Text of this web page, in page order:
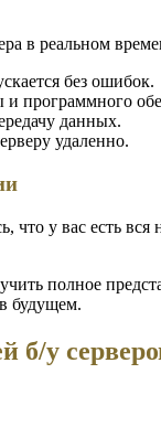
в реальном
без ошибок.
программного
данных.
удаленно.
что у вас есть
полное
будущем.
б/у